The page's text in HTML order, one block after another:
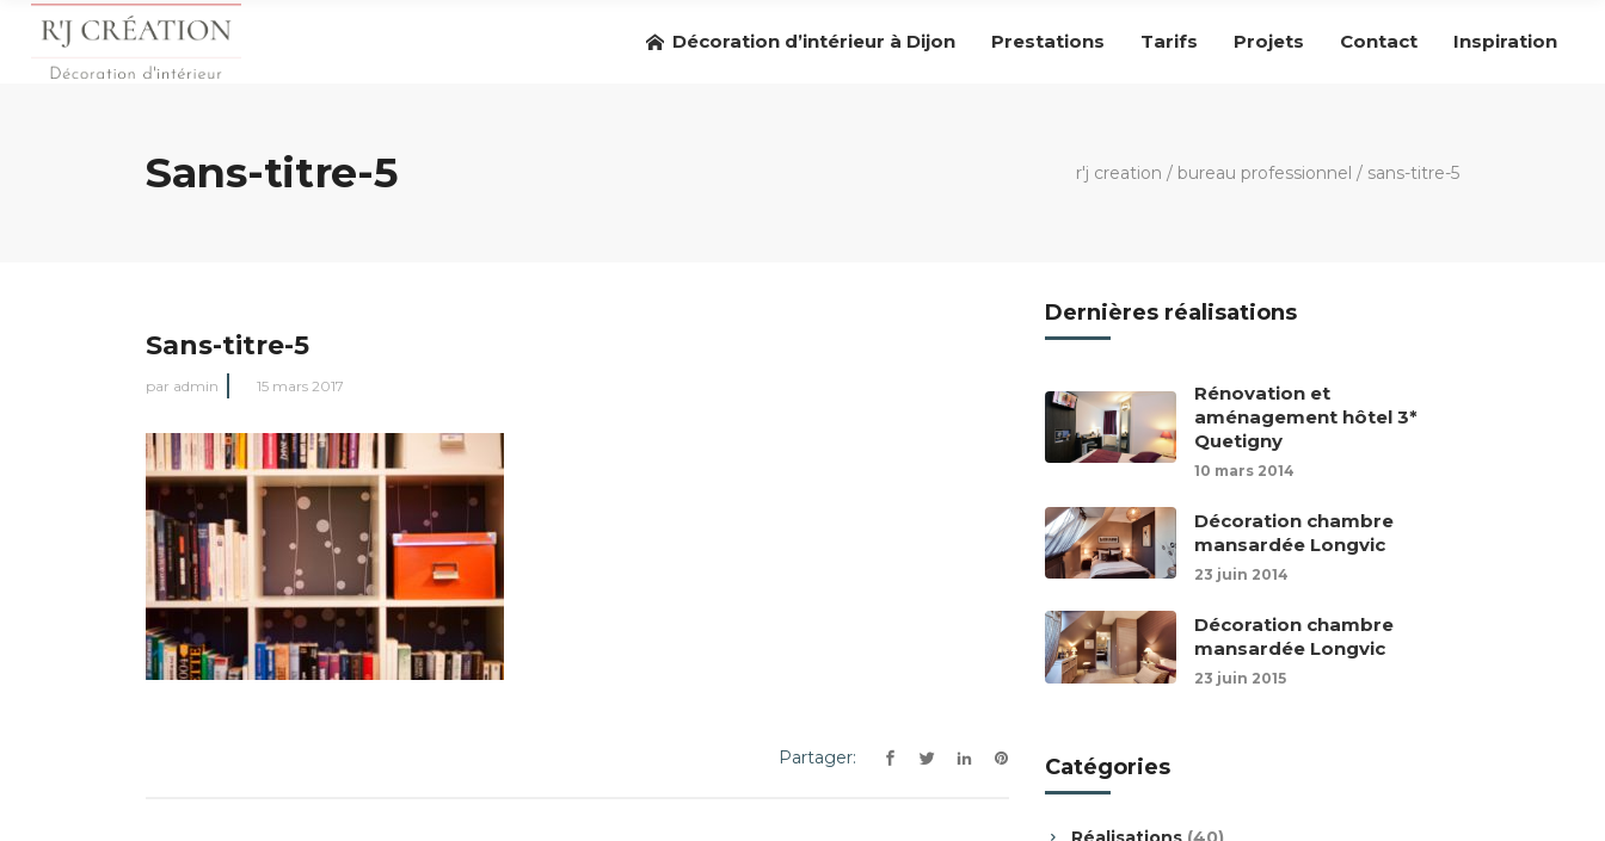
Décoration d’intérieur à Dijon Prestations Tarifs Projets Contact Inspiration
Sans-titre-5 r'j creation / bureau professionnel / sans-titre-5
Sans-titre-5
par admin 15 mars 2017
Partager:
Dernières réalisations
Rénovation et
aménagement hôtel 3*
Quetigny
10 mars 2014
Décoration chambre
mansardée Longvic
23 juin 2014
Décoration chambre
mansardée Longvic
23 juin 2015
Catégories